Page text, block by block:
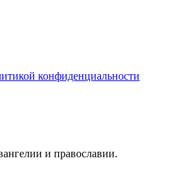
конфиденциальности
и православии.